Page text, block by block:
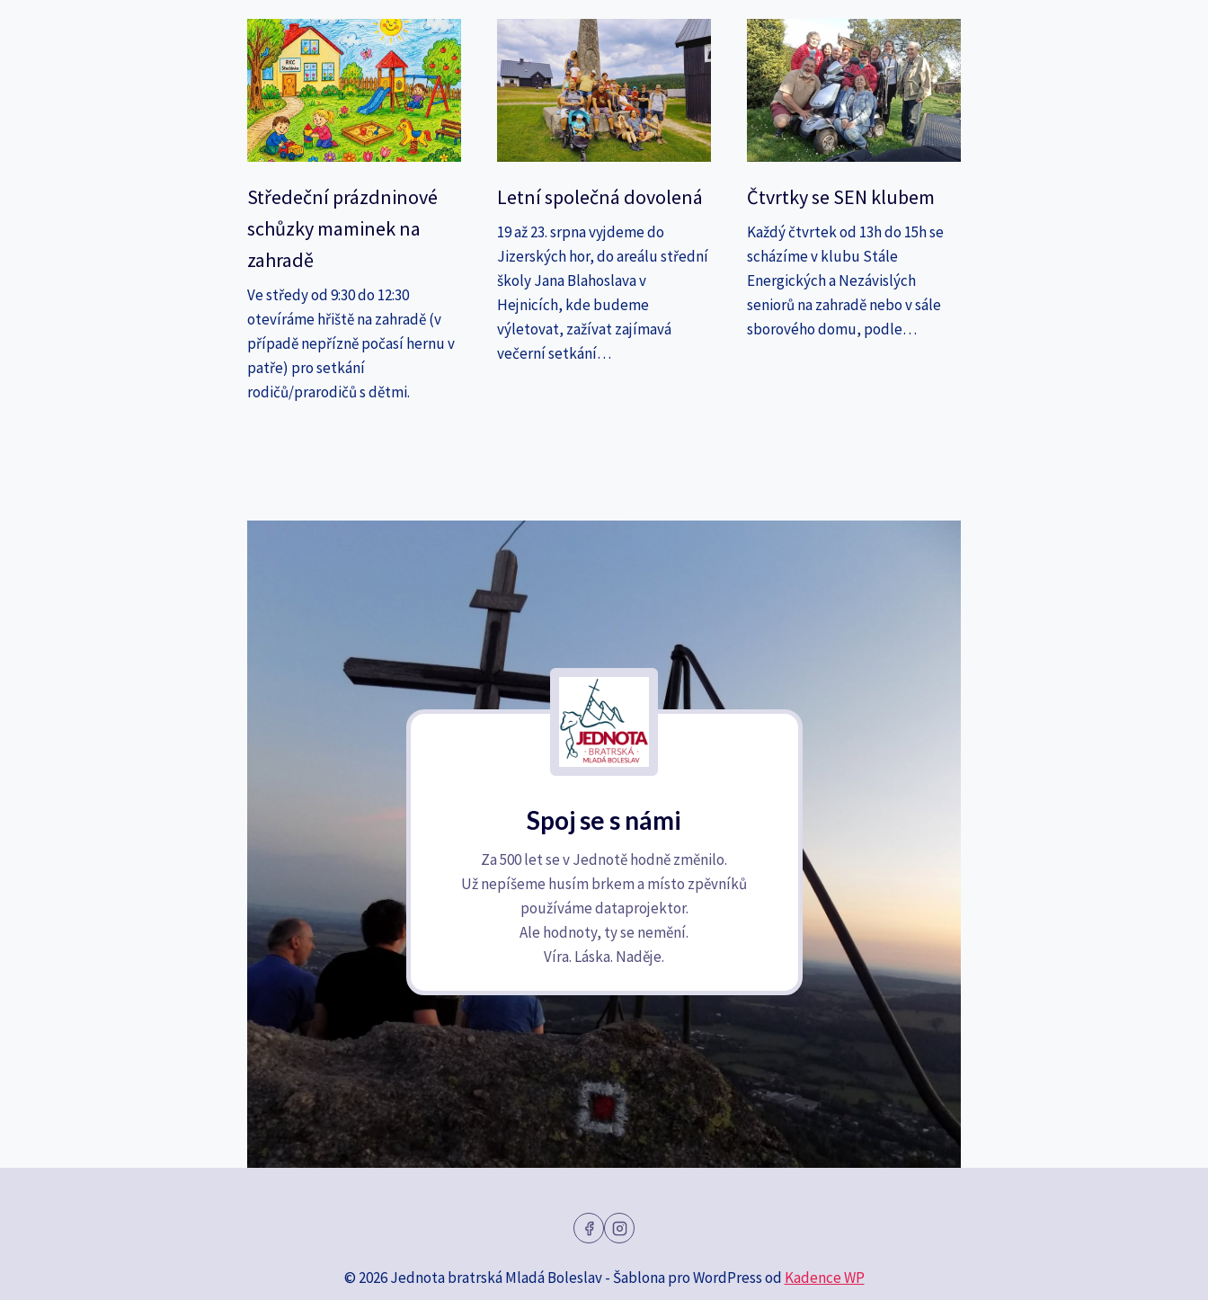
Středeční prázdninové
schůzky maminek na
zahradě
Ve středy od 9:30 do 12:30
otevíráme hřiště na zahradě (v
případě nepřízně počasí hernu v
patře) pro setkání
rodičů/prarodičů s dětmi.
Letní společná dovolená
19 až 23. srpna vyjdeme do
Jizerských hor, do areálu střední
školy Jana Blahoslava v
Hejnicích, kde budeme
výletovat, zažívat zajímavá
večerní setkání…
Čtvrtky se SEN klubem
Každý čtvrtek od 13h do 15h se
scházíme v klubu Stále
Energických a Nezávislých
seniorů na zahradě nebo v sále
sborového domu, podle…
Spoj se s námi
Za 500 let se v Jednotě hodně změnilo.
Už nepíšeme husím brkem a místo zpěvníků
používáme dataprojektor.
Ale hodnoty, ty se nemění.
Víra. Láska. Naděje.
© 2026 Jednota bratrská Mladá Boleslav - Šablona pro WordPress od Kadence WP